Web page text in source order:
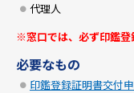
代理人
※窓口では、必ず印鑑登
必要なもの
印鑑登録証明書交付